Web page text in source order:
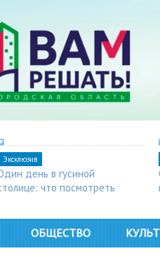
Эксклюзив
день в гусиной
что посмотреть
ОБЩЕСТВО